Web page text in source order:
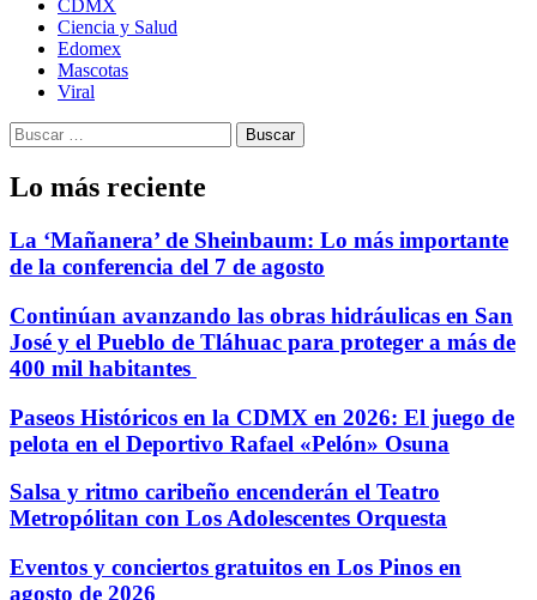
CDMX
Ciencia y Salud
Edomex
Mascotas
Viral
Buscar:
Lo más reciente
La ‘Mañanera’ de Sheinbaum: Lo más importante
de la conferencia del 7 de agosto
Continúan avanzando las obras hidráulicas en San
José y el Pueblo de Tláhuac para proteger a más de
400 mil habitantes
Paseos Históricos en la CDMX en 2026: El juego de
pelota en el Deportivo Rafael «Pelón» Osuna
Salsa y ritmo caribeño encenderán el Teatro
Metropólitan con Los Adolescentes Orquesta
Eventos y conciertos gratuitos en Los Pinos en
agosto de 2026